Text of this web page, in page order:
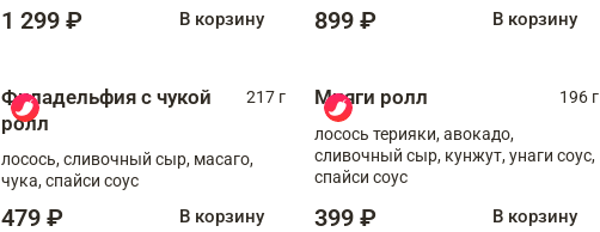
1 299 ₽ В корзину 899 ₽ В корзину
Филадельфия с чукой
ролл
217 г
лосось, сливочный сыр, масаго,
чука, спайси соус
479 ₽ В корзину
Мияги ролл
196 г
лосось терияки, авокадо,
сливочный сыр, кунжут, унаги соус,
спайси соус
399 ₽ В корзину